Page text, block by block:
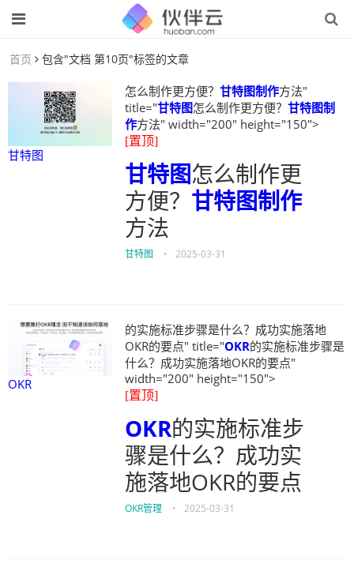
首页 包含"文档 第10页"标签的文章
甘特图
怎么制作更方便？ 甘特图制作方法"
title="甘特图怎么制作更方便？ 甘特图制
作方法" width="200" height="150">
[置顶]
甘特图怎么制作更
方便？ 甘特图制作
方法
甘特图 • 2025-03-31
OKR
的实施标准步骤是什么？成功实施落地
OKR的要点" title="OKR的实施标准步骤是
什么？成功实施落地OKR的要点"
width="200" height="150">
[置顶]
OKR的实施标准步
骤是什么？成功实
施落地OKR的要点
OKR管理 • 2025-03-31